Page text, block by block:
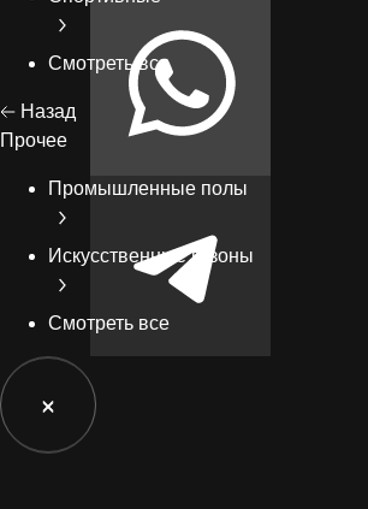
Смотреть все
Назад
Прочее
Промышленные полы
Искусственные газоны
Смотреть все